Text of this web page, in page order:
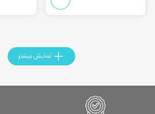
نمایش بیشتر